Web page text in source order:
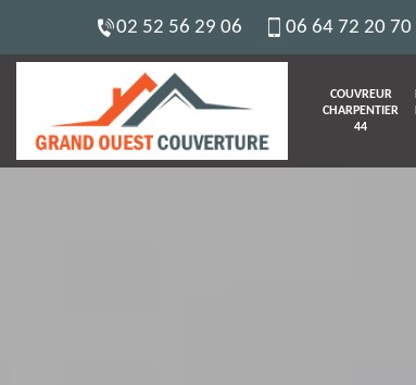
02 52 56 29 06 06 64 72 20 70
COUVREUR
CHARPENTIER
44